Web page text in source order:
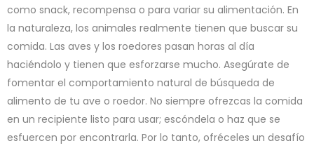
como snack, recompensa o para variar su alimentación. En
la naturaleza, los animales realmente tienen que buscar su
comida. Las aves y los roedores pasan horas al día
haciéndolo y tienen que esforzarse mucho. Asegúrate de
fomentar el comportamiento natural de búsqueda de
alimento de tu ave o roedor. No siempre ofrezcas la comida
en un recipiente listo para usar; escóndela o haz que se
esfuercen por encontrarla. Por lo tanto, ofréceles un desafío